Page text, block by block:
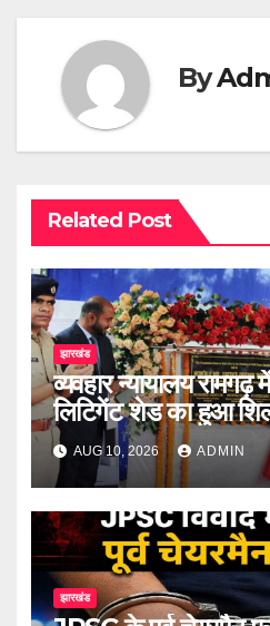
By
Related Post
झारखंड
व्यवहार न्यायालय
लिटिगेंट शेड का हुआ
AUG 10, 2026 ADMIN
झारखंड